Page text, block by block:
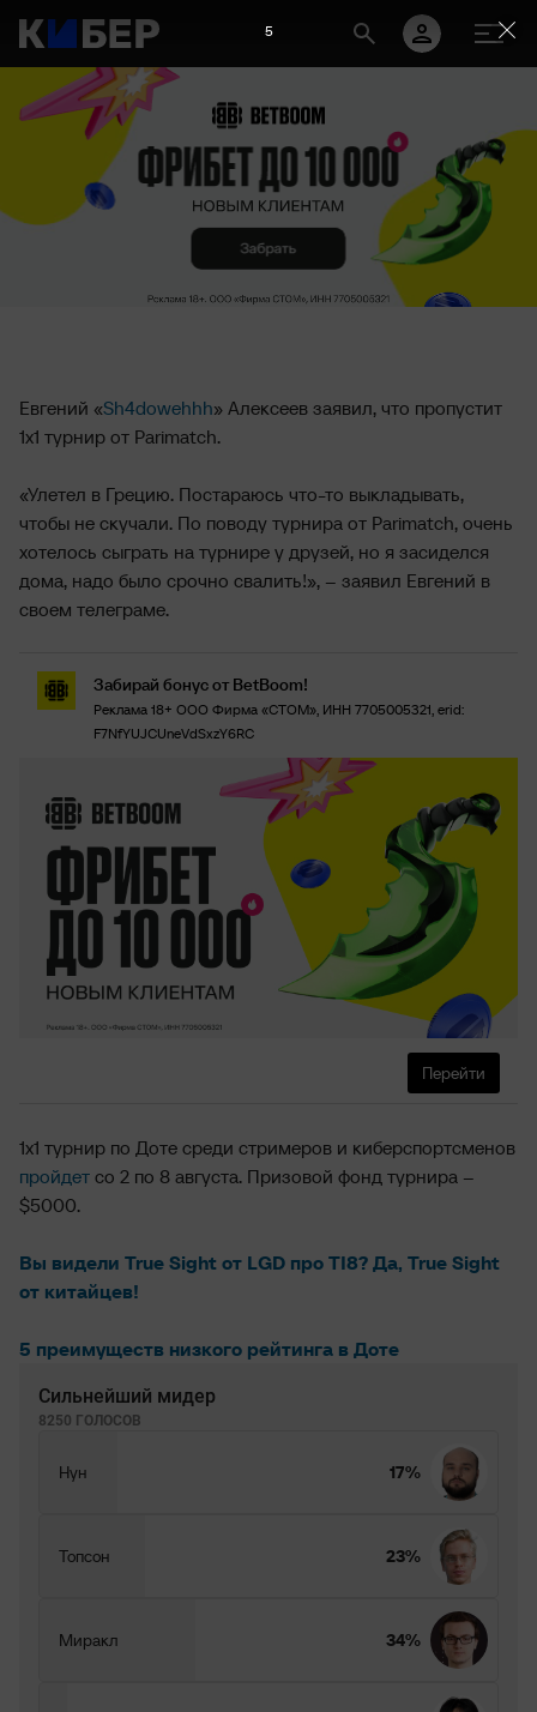
Евгений «Sh4dowehhh» Алексеев заявил, что пропустит
1х1 турнир от Parimatch.
«Улетел в Грецию. Постараюсь что-то выкладывать,
чтобы не скучали. По поводу турнира от Parimatch, очень
хотелось сыграть на турнире у друзей, но я засиделся
дома, надо было срочно свалить!», – заявил Евгений в
своем телеграме.
Забирай бонус от BetBoom!
Реклама 18+ ООО Фирма «СТОМ», ИНН 7705005321, erid:
F7NfYUJCUneVdSxzY6RC
Перейти
1х1 турнир по Доте среди стримеров и киберспортсменов
пройдет со 2 по 8 августа. Призовой фонд турнира –
$5000.
Вы видели True Sight от LGD про TI8? Да, True Sight
от китайцев!
5 преимуществ низкого рейтинга в Доте
Сильнейший мидер
8250 ГОЛОСОВ
Нун 17%
Топсон 23%
Миракл 34%
4